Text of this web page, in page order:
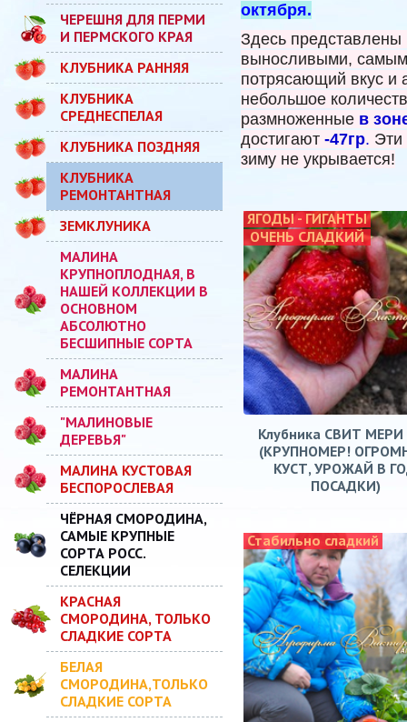
ЧЕРЕШНЯ ДЛЯ ПЕРМИ
И ПЕРМСКОГО КРАЯ
КЛУБНИКА РАННЯЯ
КЛУБНИКА
СРЕДНЕСПЕЛАЯ
КЛУБНИКА ПОЗДНЯЯ
КЛУБНИКА
РЕМОНТАНТНАЯ
ЗЕМКЛУНИКА
МАЛИНА
КРУПНОПЛОДНАЯ, В
НАШЕЙ КОЛЛЕКЦИИ В
ОСНОВНОМ
АБСОЛЮТНО
БЕСШИПНЫЕ СОРТА
МАЛИНА
РЕМОНТАНТНАЯ
"МАЛИНОВЫЕ
ДЕРЕВЬЯ"
МАЛИНА КУСТОВАЯ
БЕСПОРОСЛЕВАЯ
ЧЁРНАЯ СМОРОДИНА,
САМЫЕ КРУПНЫЕ
СОРТА РОСС.
СЕЛЕКЦИИ
КРАСНАЯ
СМОРОДИНА, ТОЛЬКО
СЛАДКИЕ СОРТА
БЕЛАЯ
СМОРОДИНА,ТОЛЬКО
СЛАДКИЕ СОРТА
октября.
Здесь
выносливыми,
потрясающий вкус и
небольшое
размноженные в
достигают -47гр. Эти
зиму не укрывается!
ЯГОДЫ - ГИГАНТЫ
ОЧЕНЬ СЛАДКИЙ
Клубника СВИТ МЕРИ
(КРУПНОМЕР!
КУСТ, УРОЖАЙ В
ПОСАДКИ)
Стабильно сладкий